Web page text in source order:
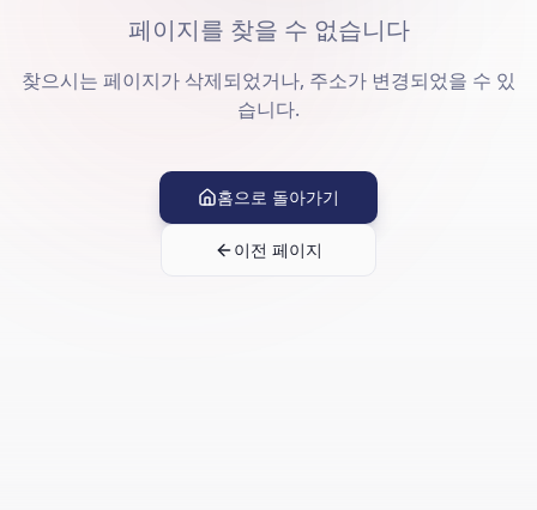
페이지를 찾을 수 없습니다
찾으시는 페이지가 삭제되었거나, 주소가 변경되었을 수 있
습니다.
홈으로 돌아가기
이전 페이지